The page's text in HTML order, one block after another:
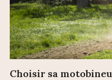
Choisir sa